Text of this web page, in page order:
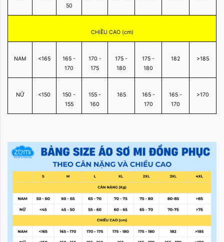
50
CHIỀU CAO (cm)
NAM <165
165 -
170
170 -
175
175 -
180
175 -
180
182 >185
NỮ <150
150 -
155
155 -
160
165
165 -
170
165 -
170
>170